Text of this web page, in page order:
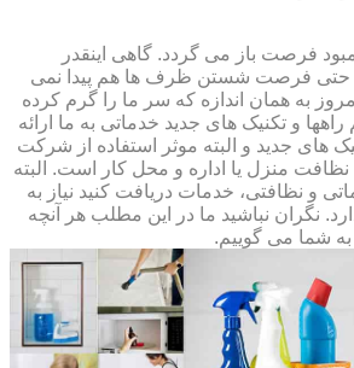
فرصت باز می گردد. گاهی اینقدر
فرصت شستن ظرف ها هم پیدا نمی
به همان اندازه که سر ما را گرم کرده
و تکنیک های جدید خدماتی به ما ارائه
های جدید و البته موثر استفاده از شرکت
منزل یا اداره و محل کار است. البته
و نظافتی، خدمات دریافت کنید نیاز به
نگران نباشید ما در این مطلب هر آنچه
به شما می گوییم.